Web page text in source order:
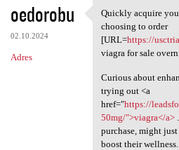
oedorobu
02.10.2024
Adres
Quickly acquire
Quickly acquire
choosing to order
[URL=https://
viagra for sale
Curious about
trying out <a
href="https://
50mg/">viagra</a>.
purchase, might
boost their wellness.